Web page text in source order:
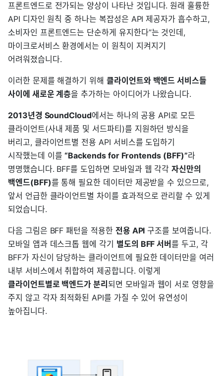
프론트엔드로 전가되는 양상이 나타난 것입니다. 원래 훌륭한
API 디자인 원칙 중 하나는 복잡성은 API 제공자가 흡수하고,
소비자인 프론트엔드는 단순하게 유지한다”는 것인데,
마이크로서비스 환경에서는 이 원칙이 지켜지기
어려워졌습니다.
이러한 문제를 해결하기 위해 클라이언트와 백엔드 서비스들
사이에 새로운 계층을 추가하는 아이디어가 나왔습니다.
2013년경 SoundCloud에서는 하나의 공용 API로 모든
클라이언트(사내 제품 및 서드파티)를 지원하던 방식을
버리고, 클라이언트별 전용 API 서비스를 도입하기
시작했는데 이를“Backends for Frontends (BFF)”라
명명했습니다. BFF를 도입하면 모바일과 웹 각각자신만의
백엔드(BFF)를 통해 필요한 데이터만 제공받을 수 있으므로,
앞서 언급한 클라이언트별 차이를 효과적으로 관리할 수 있게
되었습니다.
다음 그림은 BFF 패턴을 적용한 전용 API 구조를 보여줍니다.
모바일 앱과 데스크톱 웹에 각기 별도의 BFF 서버를 두고, 각
BFF가 자신이 담당하는 클라이언트에 필요한 데이터만을 여러
내부 서비스에서 취합하여 제공합니다. 이렇게
클라이언트별로 백엔드가 분리 되면 모바일과 웹이 서로 영향을
주지 않고 각자 최적화된 API를 가질 수 있어 유연성이
높아집니다.